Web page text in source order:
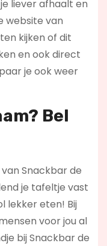
liever afhaalt en
website van
kijken of dit
en ook direct
je ook weer
Bel
Snackbar de
je tafeltje vast
lekker eten! Bij
voor jou al
bij Snackbar de